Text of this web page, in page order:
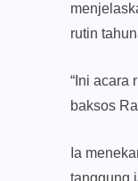
rutin
“Ini acara
baksos
Ia